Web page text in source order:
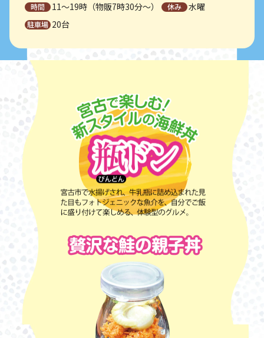
11～19時（物販7時30分～）
水曜
20台